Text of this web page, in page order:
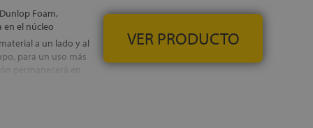
en la parte
de la ficha de
Foam,
en el núcleo
a un lado y al
para un uso más
permanecerá en
disfrutar de un
VER PRODUCTO